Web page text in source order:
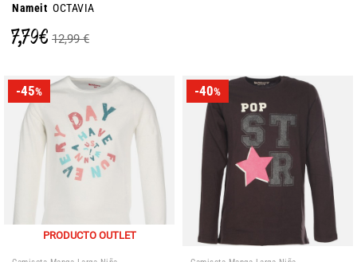
Nameit OCTAVIA
7,79 € 12,99 €
-45%
PRODUCTO OUTLET
-40%